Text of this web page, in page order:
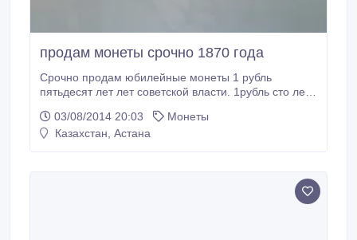
продам монеты срочно 1870 года
Срочно продам юбилейные монеты 1 рубль
пятьдесят лет лет советской власти. 1рубль сто лет
03/08/2014 20:03
Монеты
Казахстан, Астана